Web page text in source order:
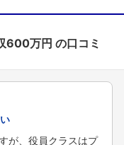
600万円 の口コミ
が、役員クラスはプ